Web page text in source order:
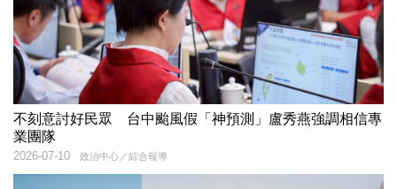
不刻意討好民眾 台中颱風假「神預測」盧秀燕強調相信專
業團隊
政治中心／綜合報導
2026-07-10